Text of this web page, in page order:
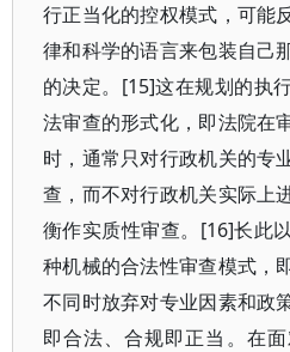
行正当化的控权模式，可能
律和科学的语言来包装自己
的决定。[15]这在规划的执
法审查的形式化，即法院在
时，通常只对行政机关的专
查，而不对行政机关实际上
衡作实质性审查。[16]长此
种机械的合法性审查模式，
不同时放弃对专业因素和政
即合法、合规即正当。在